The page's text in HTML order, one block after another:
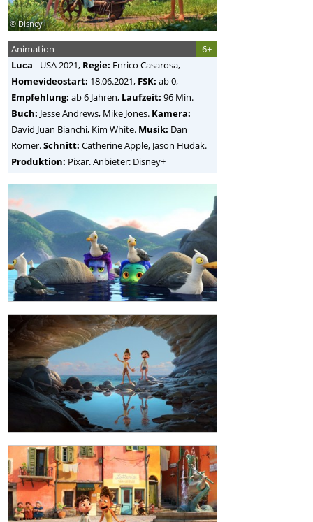
© Disney+
6+
Animation
Luca - USA2021, Regie: Enrico Casarosa,
Homevideostart: 18.06.2021, FSK: ab 0,
Empfehlung: ab 6 Jahren, Laufzeit: 96 Min.
Buch: Jesse Andrews, Mike Jones. Kamera:
David Juan Bianchi, Kim White. Musik: Dan
Romer.Schnitt: Catherine Apple, Jason Hudak.
Produktion: Pixar. Anbieter: Disney+